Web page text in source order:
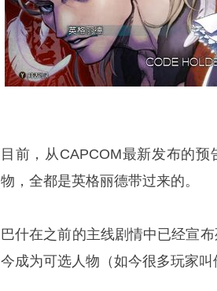
目前，从CAPCOM最新发布的
物，全都是英格丽德带过来的。
巴什在之前的主线剧情中已经宣
今成为可选人物（如今很多玩家叫